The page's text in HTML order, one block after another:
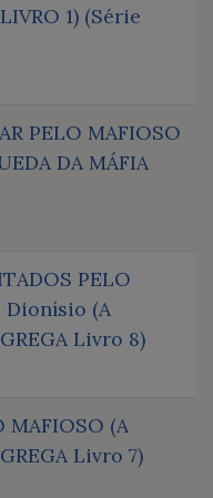
1) (Série
PELO MAFIOSO
DA MÁFIA
PELO
Dionísio (A
Livro 8)
MAFIOSO (A
Livro 7)